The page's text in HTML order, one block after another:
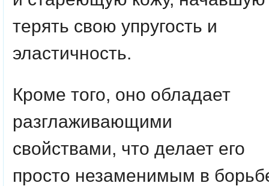
терять свою упругость и
эластичность.
Кроме того, оно обладает
разглаживающими
свойствами, что делает его
просто незаменимым в